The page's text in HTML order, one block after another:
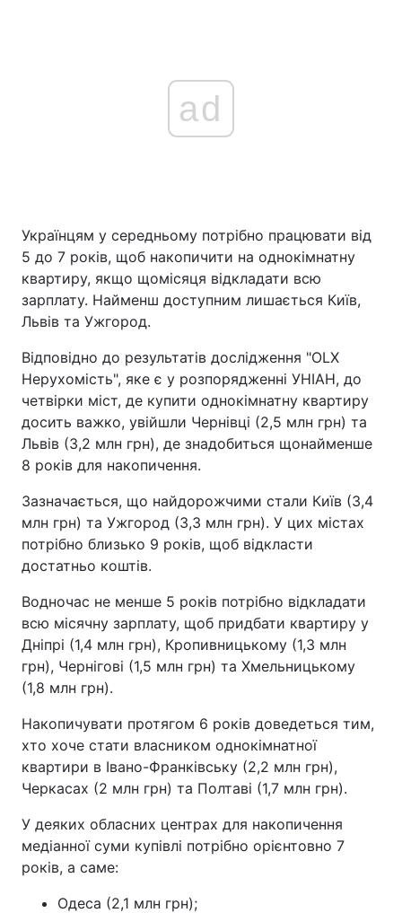
ad
Українцям у середньому потрібно працювати від
5 до 7 років, щоб накопичити на однокімнатну
квартиру, якщо щомісяця відкладати всю
зарплату. Найменш доступним лишається Київ,
Львів та Ужгород.
Відповідно до результатів дослідження "OLX
Нерухомість", яке є у розпорядженні УНІАН, до
четвірки міст, де купити однокімнатну квартиру
досить важко, увійшли Чернівці (2,5 млн грн) та
Львів (3,2 млн грн), де знадобиться щонайменше
8 років для накопичення.
Зазначається, що найдорожчими стали Київ (3,4
млн грн) та Ужгород (3,3 млн грн). У цих містах
потрібно близько 9 років, щоб відкласти
достатньо коштів.
Водночас не менше 5 років потрібно відкладати
всю місячну зарплату, щоб придбати квартиру у
Дніпрі (1,4 млн грн), Кропивницькому (1,3 млн
грн), Чернігові (1,5 млн грн) та Хмельницькому
(1,8 млн грн).
Накопичувати протягом 6 років доведеться тим,
хто хоче стати власником однокімнатної
квартири в Івано-Франківську (2,2 млн грн),
Черкасах (2 млн грн) та Полтаві (1,7 млн грн).
У деяких обласних центрах для накопичення
медіанної суми купівлі потрібно орієнтовно 7
років, а саме:
Одеса (2,1 млн грн);